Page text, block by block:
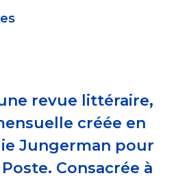
revue littéraire,
créée en
Jungerman pour
Consacrée à